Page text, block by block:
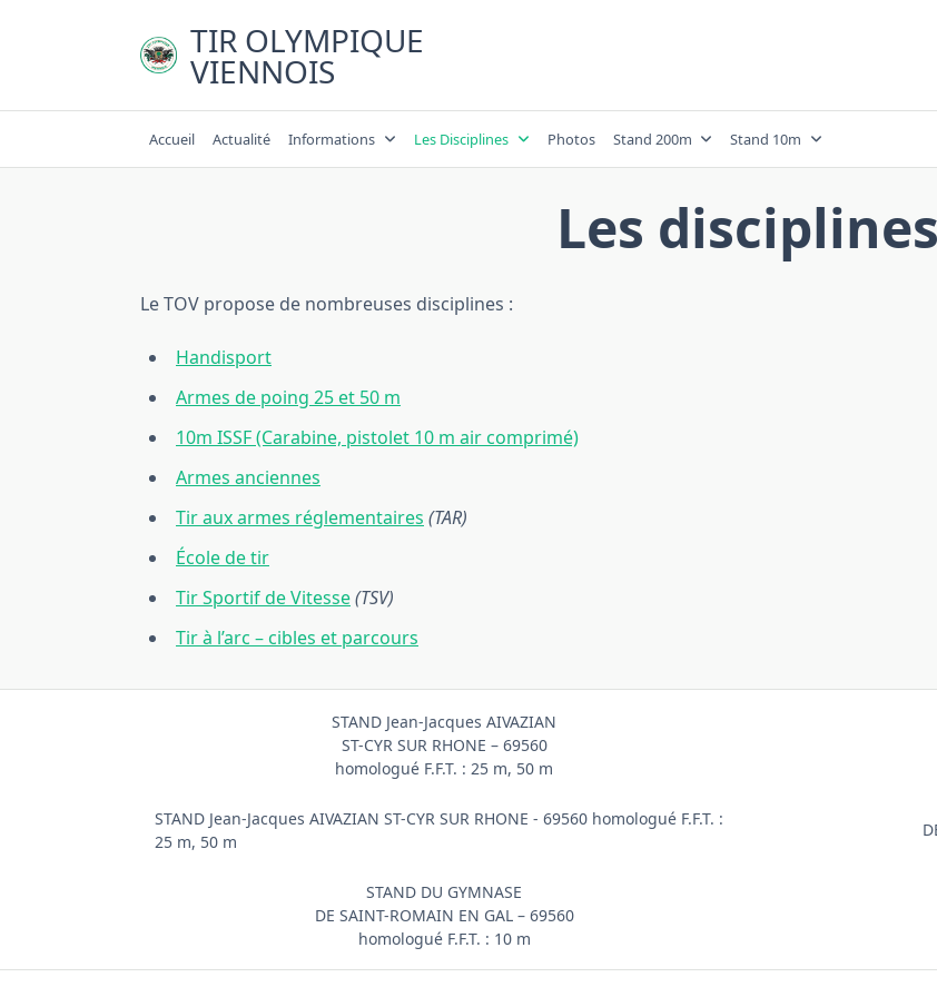
TIR OLYMPIQUE
VIENNOIS
Accueil Actualité Informations Les Disciplines Photos Stand 200m Stand 10m
Les disciplines
Le TOV propose de nombreuses disciplines :
Handisport
Armes de poing 25 et 50 m
10m ISSF (Carabine, pistolet 10 m air comprimé)
Armes anciennes
Tir aux armes réglementaires (TAR)
École de tir
Tir Sportif de Vitesse(TSV)
Tir à l’arc – cibles et parcours
STAND Jean-Jacques AIVAZIAN
ST-CYR SUR RHONE – 69560
homologué F.F.T. : 25 m, 50 m
STAND Jean-Jacques AIVAZIAN ST-CYR SUR RHONE - 69560 homologué F.F.T. :
25 m, 50 m
STAND DU GYMNASE
DE SAINT-ROMAIN EN GAL – 69560
homologué F.F.T. : 10 m